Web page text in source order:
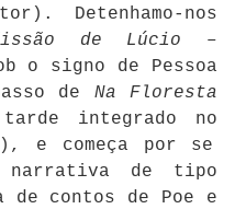
Detenhamo-nos
de Lúcio –
o signo de Pessoa
de Na Floresta
integrado no
), e começa por se
narrativa de tipo
contos de Poe e